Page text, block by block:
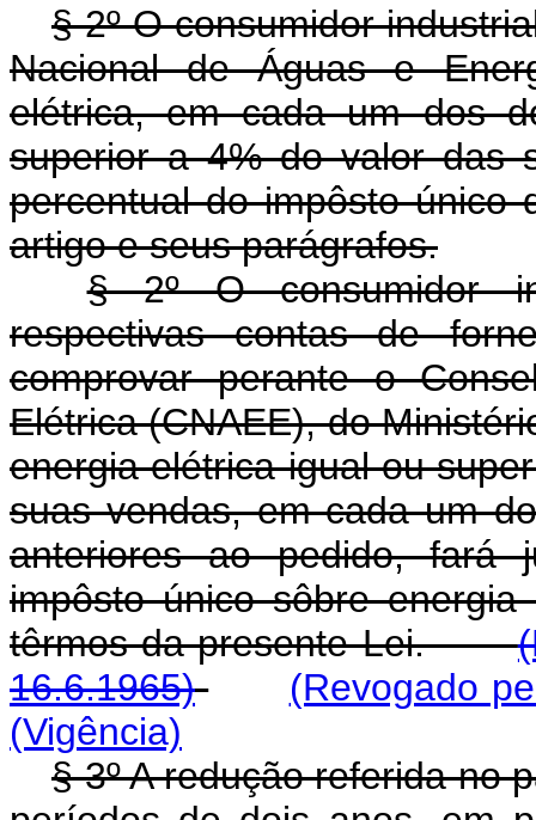
§ 2º O consumidor
Nacional de Águas e
elétrica, em cada um dos
superior a 4% do valor das
percentual do impôsto único
artigo e seus parágrafos.
§ 2º O consumidor
respectivas contas de
comprovar perante o
Elétrica (CNAEE), do
energia elétrica igual ou
suas vendas, em cada um
anteriores ao pedido, fará
impôsto único sôbre
têrmos da presente Lei.
16.6.1965)
(Revogado
(Vigência)
§ 3º A redução referida no